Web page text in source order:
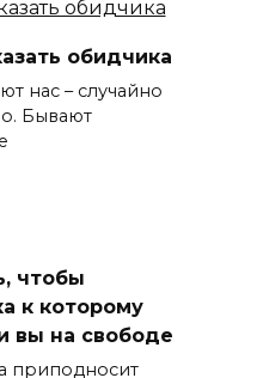
обидчика
нас – случайно
Бывают
чтобы
к которому
вы на свободе
приподносит